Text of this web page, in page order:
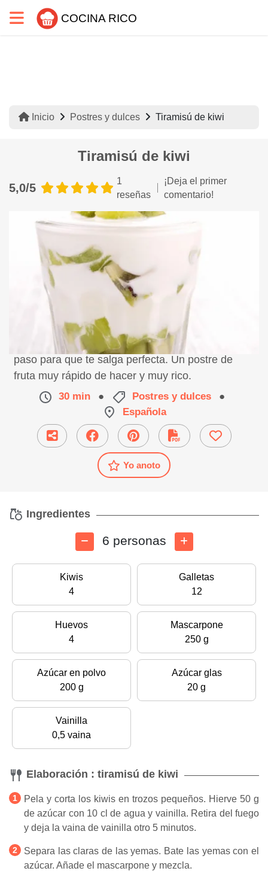
COCINA RICO
Inicio Postres y dulces Tiramisú de kiwi
Tiramisú de kiwi
5,0/5
1
reseñas
¡Deja el primer
comentario!
Receta de tiramisú de kiwi, preparación paso a
paso para que te salga perfecta. Un postre de
fruta muy rápido de hacer y muy rico.
30 min ● Postres y dulces
●
Española
Yo anoto
Ingredientes
6 personas
Kiwis
4
Galletas
12
Huevos
4
Mascarpone
250 g
Azúcar en polvo
200 g
Azúcar glas
20 g
Vainilla
0,5 vaina
Elaboración : tiramisú de kiwi
Pela y corta los kiwis en trozos pequeños. Hierve 50 g
de azúcar con 10 cl de agua y vainilla. Retira del fuego
y deja la vaina de vainilla otro 5 minutos.
Separa las claras de las yemas. Bate las yemas con el
azúcar. Añade el mascarpone y mezcla.